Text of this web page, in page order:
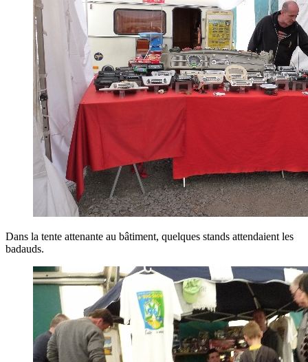
Dans la tente attenante au bâtiment, quelques stands attendaient les
badauds.